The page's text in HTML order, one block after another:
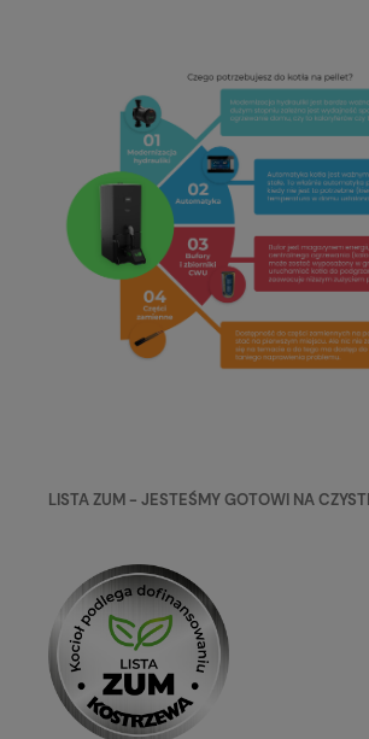
LISTA ZUM - JESTEŚMY GOTOWI NA